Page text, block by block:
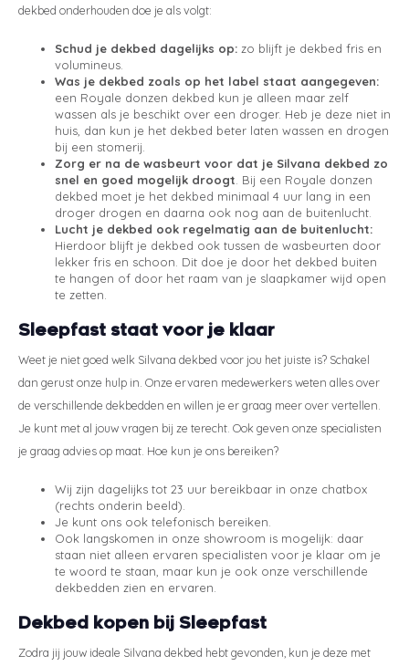
dekbed onderhouden doe je als volgt:
Schud je dekbed dagelijks op: zo blijft je dekbed fris en
volumineus.
Was je dekbed zoals op het label staat aangegeven:
een Royale donzen dekbed kun je alleen maar zelf
wassen als je beschikt over een droger. Heb je deze niet in
huis, dan kun je het dekbed beter laten wassen en drogen
bij een stomerij.
Zorg er na de wasbeurt voor dat je Silvana dekbed zo
snel en goed mogelijk droogt . Bij een Royale donzen
dekbed moet je het dekbed minimaal 4 uur lang in een
droger drogen en daarna ook nog aan de buitenlucht.
Lucht je dekbed ook regelmatig aan de buitenlucht:
Hierdoor blijft je dekbed ook tussen de wasbeurten door
lekker fris en schoon. Dit doe je door het dekbed buiten
te hangen of door het raam van je slaapkamer wijd open
te zetten.
Sleepfast staat voor je klaar
Weet je niet goed welk Silvana dekbed voor jou het juiste is? Schakel
dan gerust onze hulp in. Onze ervaren medewerkers weten alles over
de verschillende dekbedden en willen je er graag meer over vertellen.
Je kunt met al jouw vragen bij ze terecht. Ook geven onze specialisten
je graag advies op maat. Hoe kun je ons bereiken?
Wij zijn dagelijks tot 23 uur bereikbaar in onze chatbox
(rechts onderin beeld).
Je kunt ons ook telefonisch bereiken.
Ook langskomen in onze showroom is mogelijk: daar
staan niet alleen ervaren specialisten voor je klaar om je
te woord te staan, maar kun je ook onze verschillende
dekbedden zien en ervaren.
Dekbed kopen bij Sleepfast
Zodra jij jouw ideale Silvana dekbed hebt gevonden, kun je deze met